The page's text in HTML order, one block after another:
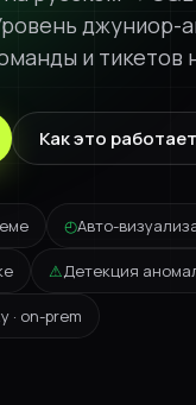
джуниор-
и тикетов
Как это работает
◴Авто-
⚠Детекция
· on-prem